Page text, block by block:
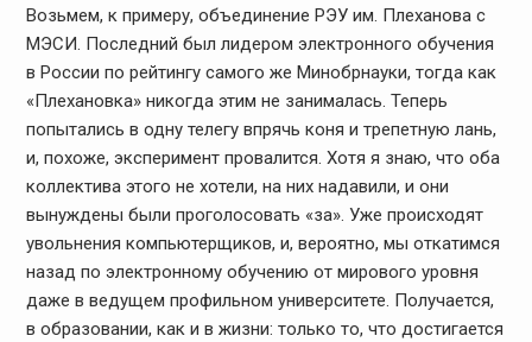
Возьмем, к примеру, объединение РЭУ им. Плеханова с
МЭСИ. Последний был лидером электронного обучения
в России по рейтингу самого же Минобрнауки, тогда как
«Плехановка» никогда этим не занималась. Теперь
попытались в одну телегу впрячь коня и трепетную лань,
и, похоже, эксперимент провалится. Хотя я знаю, что оба
коллектива этого не хотели, на них надавили, и они
вынуждены были проголосовать «за». Уже происходят
увольнения компьютерщиков, и, вероятно, мы откатимся
назад по электронному обучению от мирового уровня
даже в ведущем профильном университете. Получается,
в образовании, как и в жизни: только то, что достигается